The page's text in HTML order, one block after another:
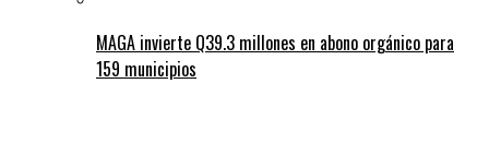
MAGA invierte Q39.3 millones en abono orgánico para
159 municipios